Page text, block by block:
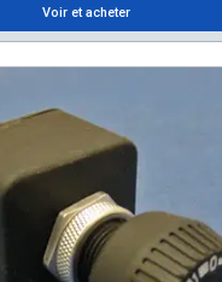
Voir et acheter